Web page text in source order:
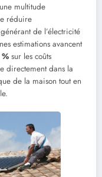
multitude
réduire
de l’électricité
estimations avancent
sur les coûts
directement dans la
de la maison tout en